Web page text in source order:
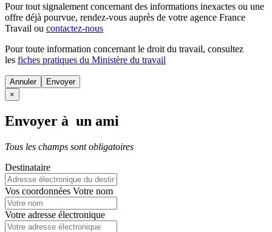
Pour tout signalement concernant des informations inexactes ou une
offre déjà pourvue, rendez-vous auprès de votre agence France
Travail ou contactez-nous
Pour toute information concernant le droit du travail, consultez
les fiches pratiques du Ministère du travail
Annuler
×
Envoyer à un ami
Tous les champs sont obligatoires
Destinataire
Vos coordonnées Votre nom
Votre adresse électronique